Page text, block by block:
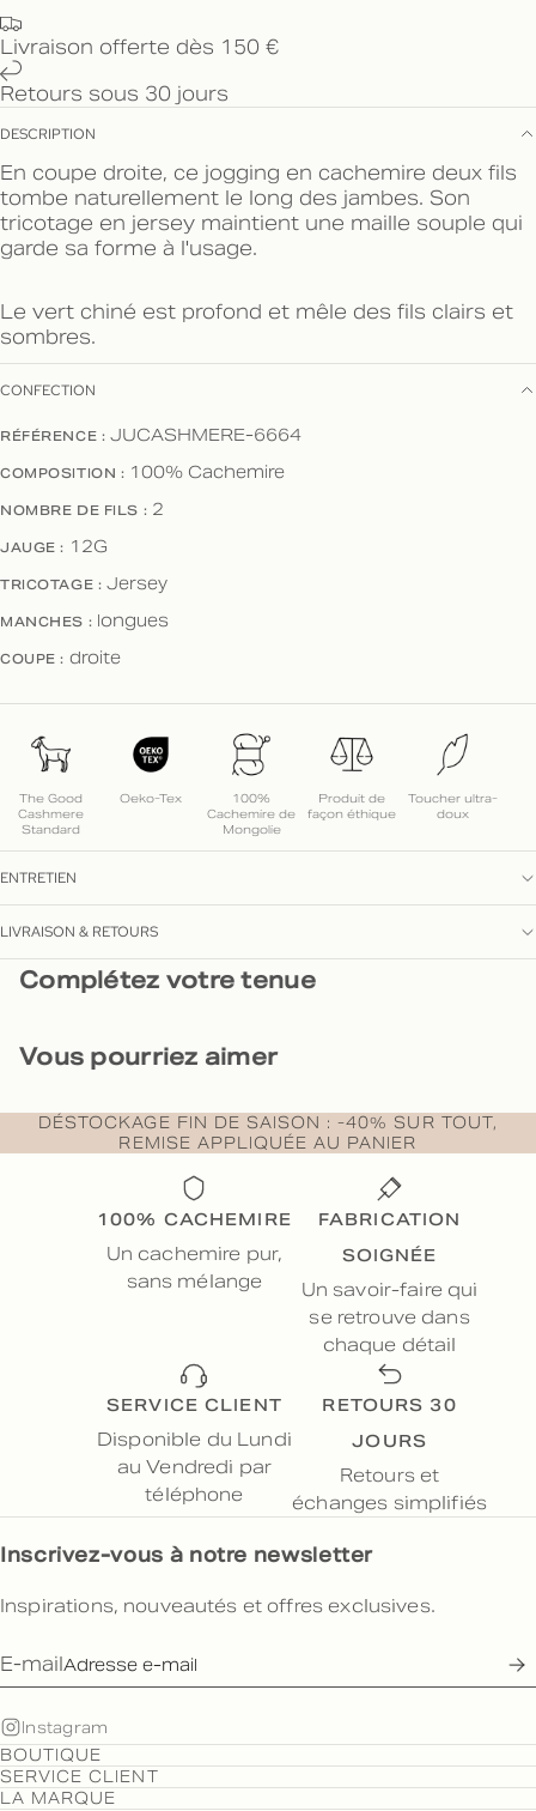
Livraison offerte dès 150 €
Retours sous 30 jours
DESCRIPTION
En coupe droite, ce jogging en cachemire deux fils
tombe naturellement le long des jambes. Son
tricotage en jersey maintient une maille souple qui
garde sa forme à l'usage.
Le vert chiné est profond et mêle des fils clairs et
sombres.
CONFECTION
RÉFÉRENCE : JUCASHMERE-6664
COMPOSITION : 100% Cachemire
NOMBRE DE FILS : 2
JAUGE : 12G
TRICOTAGE : Jersey
MANCHES : longues
COUPE : droite
The Good
Cashmere
Standard
Oeko-Tex
100%
Cachemire de
Mongolie
Produit de
façon éthique
Toucher ultra-
doux
ENTRETIEN
LIVRAISON & RETOURS
Complétez votre tenue
Vous pourriez aimer
DÉSTOCKAGE FIN DE SAISON : -40% SUR TOUT,
REMISE APPLIQUÉE AU PANIER
100% CACHEMIRE
Un cachemire pur,
sans mélange
FABRICATION
SOIGNÉE
Un savoir-faire qui
se retrouve dans
chaque détail
SERVICE CLIENT
Disponible du Lundi
au Vendredi par
téléphone
RETOURS 30
JOURS
Retours et
échanges simplifiés
Inscrivez-vous à notre newsletter
Inspirations, nouveautés et offres exclusives.
E-mail
Instagram
BOUTIQUE
SERVICE CLIENT
LA MARQUE